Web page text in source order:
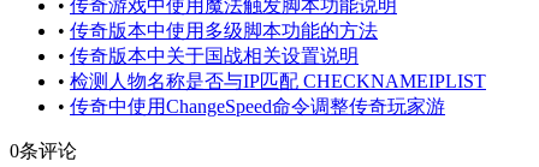
• 传奇游戏中使用魔法触发脚本功能说明
• 传奇版本中使用多级脚本功能的方法
• 传奇版本中关于国战相关设置说明
• 检测人物名称是否与IP匹配 CHECKNAMEIPLIST
• 传奇中使用ChangeSpeed命令调整传奇玩家游
0条评论